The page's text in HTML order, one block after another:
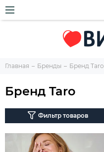
Главная Бренды Бренд Taro
Бренд Taro
Фильтр товаров